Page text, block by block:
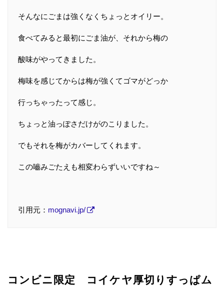
そんなにごまは強くなくちょっとオイリー。
食べてみると最初にごま油が、それから梅の
酸味がやってきました。
梅味を感じてからは梅が強くてゴマがどっか
行っちゃったって感じ。
ちょっと油っぽさだけがのこりました。
でもそれを梅がカバーしてくれます。
この嚙みごたえも相変わらずいいですね～
引用元： mognavi.jp/
コンビニ限定 コイケヤ厚切りすっぱム